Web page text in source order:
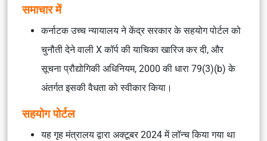
समाचार में
कर्नाटक उच्च न्यायालय ने केंद्र सरकार के सहयोग पोर्टल को
चुनौती देने वाली X कॉर्प की याचिका खारिज कर दी, और
सूचना प्रौद्योगिकी अधिनियम, 2000 की धारा 79(3)(b) के
अंतर्गत इसकी वैधता को स्वीकार किया।
सहयोग पोर्टल
यह गृह मंत्रालय द्वारा अक्टूबर 2024 में लॉन्च किया गया था